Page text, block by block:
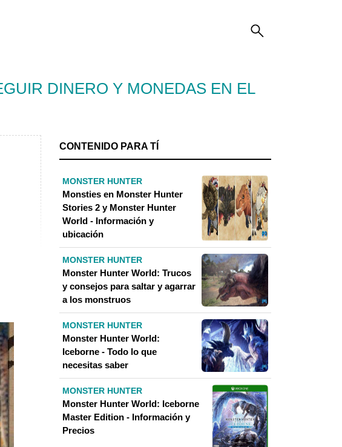
DINERO Y MONEDAS EN EL
CONTENIDO PARA TÍ
MONSTER HUNTER
Monsties en Monster Hunter
Stories 2 y Monster Hunter
World - Información y
ubicación
MONSTER HUNTER
Monster Hunter World: Trucos
y consejos para saltar y agarrar
a los monstruos
MONSTER HUNTER
Monster Hunter World:
Iceborne - Todo lo que
necesitas saber
MONSTER HUNTER
Monster Hunter World: Iceborne
Master Edition - Información y
Precios